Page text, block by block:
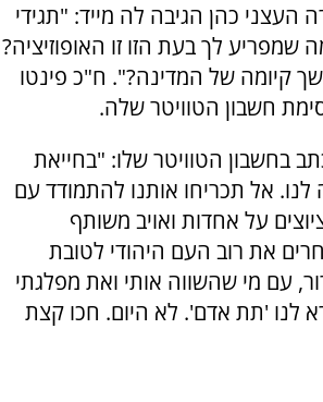
העצני כהן הגיבה לה מייד: "תגידי
לך בעת הזו זו האופוזיציה?
קיומה של המדינה?". ח"כ פינטו
חשבון הטוויטר שלה.
בחשבון הטוויטר שלו: "בחייאת
אל תכריחו אותנו להתמודד עם
על אחדות ואויב משותף
את רוב העם היהודי לטובת
עם מי שהשווה אותי ואת מפלגתי
לנו 'תת אדם'. לא היום. חכו קצת